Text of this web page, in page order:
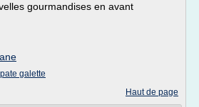
gourmandises en avant
galette
Haut de page